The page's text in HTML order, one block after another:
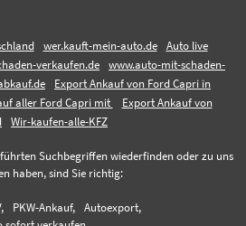
wer.kauft-mein-auto.de
Auto live
verkaufen.de
www.auto-mit-schaden-
Export Ankauf von Ford Capri in
aller Ford Capri mit
Export Ankauf von
Wir-kaufen-alle-KFZ
Suchbegriffen wiederfinden oder zu uns
haben, sind Sie richtig:
PKW-Ankauf,
Autoexport,